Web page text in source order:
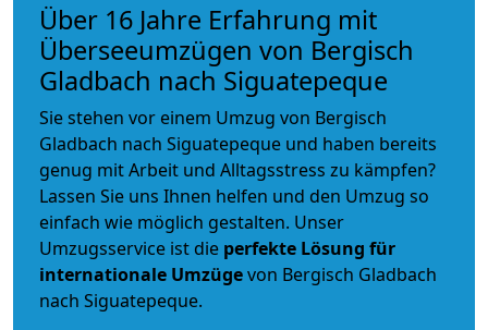
Über 16 Jahre Erfahrung mit
Überseeumzügen von Bergisch
Gladbach nach Siguatepeque
Sie stehen vor einem Umzug von Bergisch
Gladbach nach Siguatepeque und haben bereits
genug mit Arbeit und Alltagsstress zu kämpfen?
Lassen Sie uns Ihnen helfen und den Umzug so
einfach wie möglich gestalten. Unser
Umzugsservice ist die perfekte Lösung für
internationale Umzügevon Bergisch Gladbach
nach Siguatepeque.